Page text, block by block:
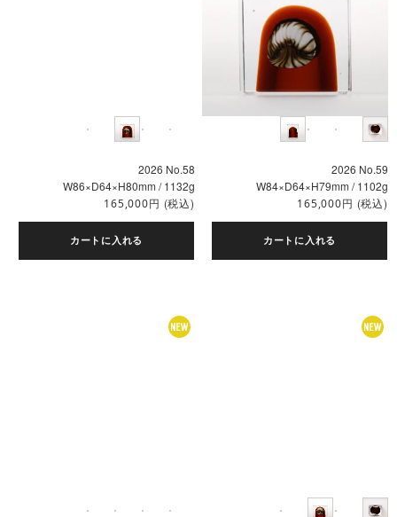
2026 No.58
W86×D64×H80mm / 1132g
165,000円 (税込)
カートに入れる
2026 No.59
W84×D64×H79mm / 1102g
165,000円 (税込)
カートに入れる